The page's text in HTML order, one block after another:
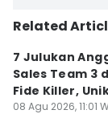
Related
7 Julukan
Sales Team 3
Fide Killer,
08 Agu 2026, 11:01